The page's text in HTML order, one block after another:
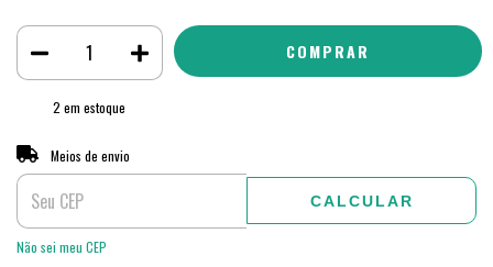
2 em estoque
Entregas para o CEP:
Meios de envio
CALCULAR
Não sei meu CEP